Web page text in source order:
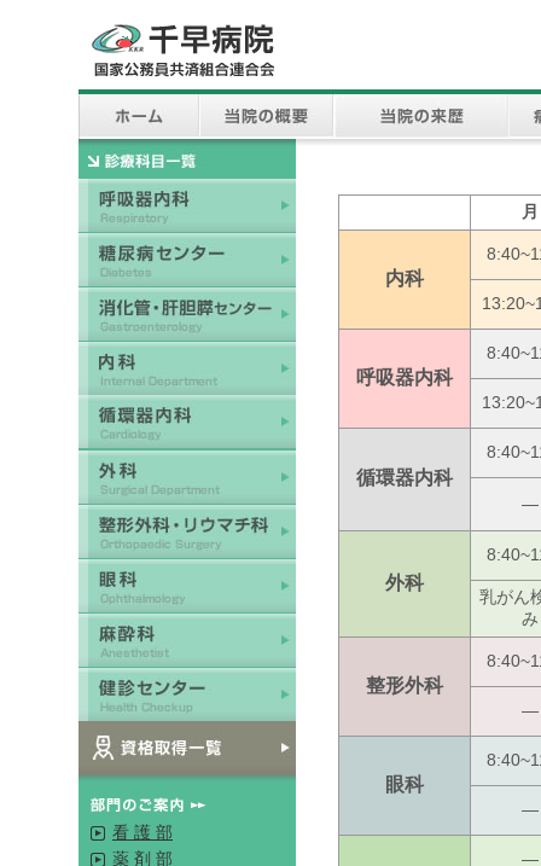
看 護 部
薬 剤 部
月
内科
呼吸器内科
循環器内科
―
外科
乳がん
み
整形外科
―
眼科
―
―